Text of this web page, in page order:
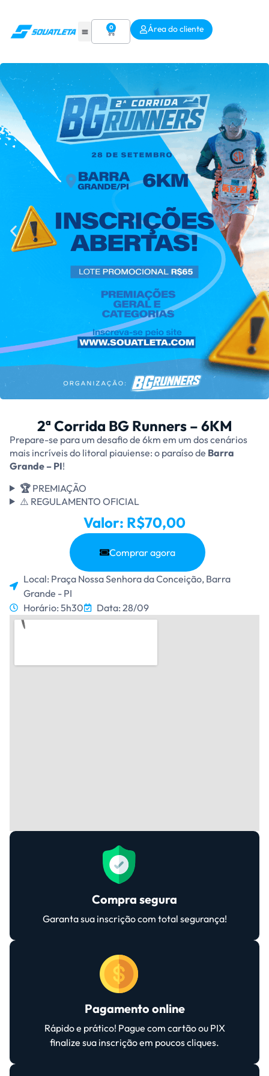
0 Área do cliente
2ª Corrida BG Runners – 6KM
Prepare-se para um desafio de 6km em um dos cenários
mais incríveis do litoral piauiense: o paraíso de Barra
Grande – PI!
🏆PREMIAÇÃO
⚠️ REGULAMENTO OFICIAL
Valor: R$70,00
Comprar agora
Local: Praça Nossa Senhora da Conceição, Barra
Grande - PI
Horário: 5h30
Data: 28/09
Compra segura
Garanta sua inscrição com total segurança!
Pagamento online
Rápido e prático! Pague com cartão ou PIX
finalize sua inscrição em poucos cliques.